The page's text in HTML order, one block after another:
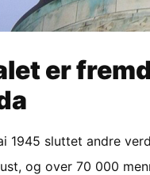
er
1945 sluttet andre
og over 70 000